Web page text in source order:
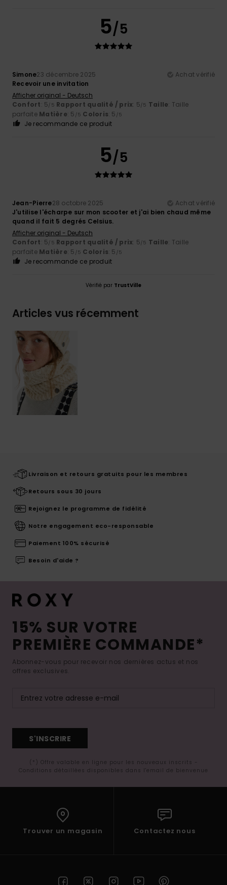
5/5
Simone23 décembre 2025
Achat vérifié
Recevoir une invitation
Afficher original - Deutsch
Confort: 5/5 Rapport qualité / prix: 5/5 Taille: Taille
parfaite Matière: 5 /5 Coloris: 5 /5
Je recommande ce produit
5/5
Jean-Pierre28 octobre 2025
Achat vérifié
J'utilise l'écharpe sur mon scooter et j'ai bien chaud même
quand il fait 5 degrés Celsius.
Afficher original - Deutsch
Confort: 5/5 Rapport qualité / prix: 5/5 Taille: Taille
parfaite Matière: 5 /5 Coloris: 5 /5
Je recommande ce produit
Vérifié par TrustVille
Articles vus récemment
Livraison et retours gratuits pour les membres
Retours sous 30 jours
Rejoignez le programme de fidélité
Notre engagement eco-responsable
Paiement 100% sécurisé
Besoin d'aide ?
15% SUR VOTRE
PREMIÈRE COMMANDE*
Abonnez-vous pour recevoir nos dernières actus et nos
offres exclusives.
S'INSCRIRE
(*) Offre valable en ligne pour les nouveaux inscrits -
Conditions détaillées disponibles dans l'email de bienvenue
Trouver un magasin Contactez nous